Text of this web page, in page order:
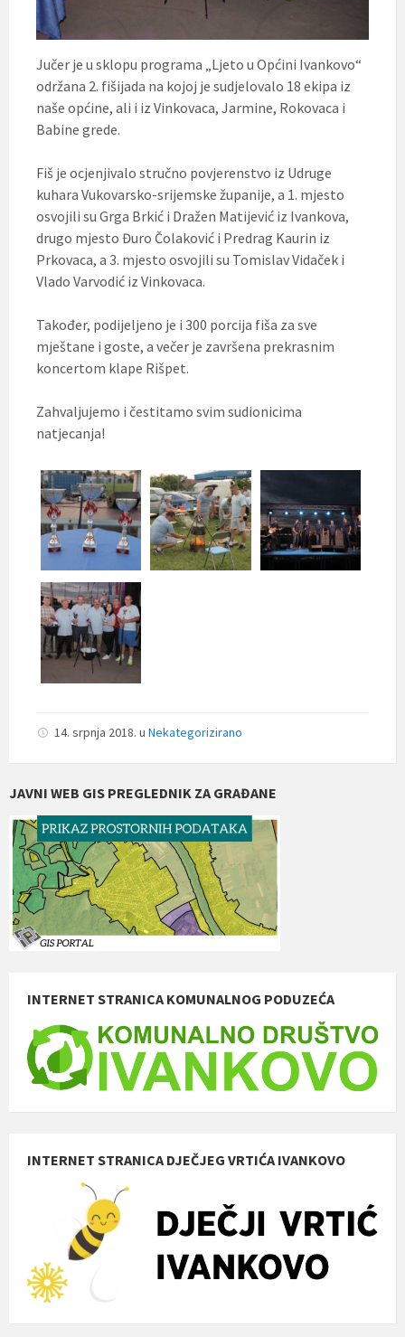
Jučer je u sklopu programa „Ljeto u Općini Ivankovo“
održana 2. fišijada na kojoj je sudjelovalo 18 ekipa iz
naše općine, ali i iz Vinkovaca, Jarmine, Rokovaca i
Babine grede.
Fiš je ocjenjivalo stručno povjerenstvo iz Udruge
kuhara Vukovarsko-srijemske županije, a 1. mjesto
osvojili su Grga Brkić i Dražen Matijević iz Ivankova,
drugo mjesto Đuro Čolaković i Predrag Kaurin iz
Prkovaca, a 3. mjesto osvojili su Tomislav Vidaček i
Vlado Varvodić iz Vinkovaca.
Također, podijeljeno je i 300 porcija fiša za sve
mještane i goste, a večer je završena prekrasnim
koncertom klape Rišpet.
Zahvaljujemo i čestitamo svim sudionicima
natjecanja!
14. srpnja 2018. u Nekategorizirano
JAVNI WEB GIS PREGLEDNIK ZA GRAĐANE
INTERNET STRANICA KOMUNALNOG PODUZEĆA
INTERNET STRANICA DJEČJEG VRTIĆA IVANKOVO